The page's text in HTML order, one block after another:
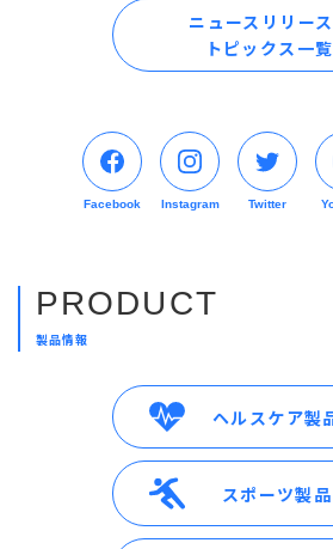
ニュースリリー
トピックス一覧
Facebook Instagram Twitter
PRODUCT
製品情報
ヘルスケア製
スポーツ製品